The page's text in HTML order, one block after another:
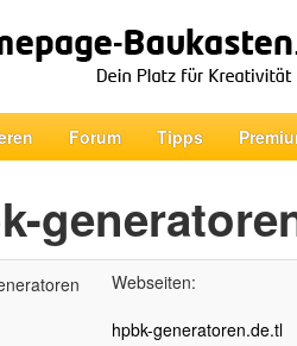
Forum Tipps
Webseiten:
hpbk-generatoren.de.tl